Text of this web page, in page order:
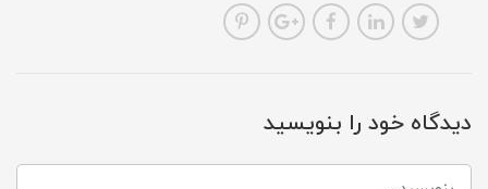
دیدگاه خود را بنویسید